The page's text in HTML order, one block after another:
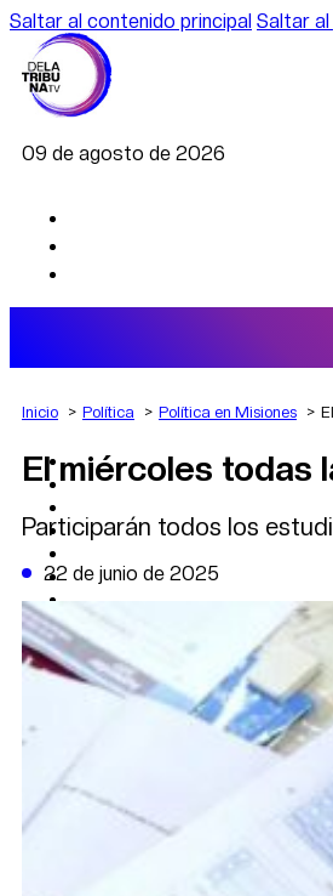
Saltar al contenido principal Saltar al
09 de agosto de 2026
AGRO
DEPORTES
POLÍTICA
DATA FIRME
DE LA TRIBUNA TV
Inicio Política Política en Misiones
El miércoles todas
Participarán todos los
22 de junio de 2025